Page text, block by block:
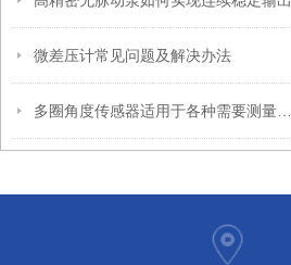
微差压计常见问题及解决办法